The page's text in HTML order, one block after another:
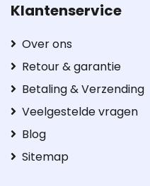
Klantenservice
Over ons
Retour & garantie
Betaling & Verzending
Veelgestelde vragen
Blog
Sitemap